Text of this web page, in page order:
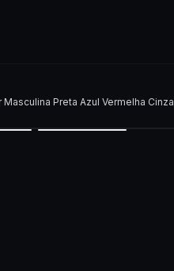
Masculina Preta Azul Vermelha Cinza